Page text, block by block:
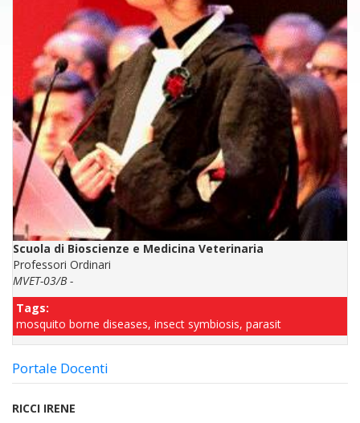
Scuola di Bioscienze e Medicina Veterinaria
Professori Ordinari
MVET-03/B -
Tags:
mosquito borne diseases, insect symbiosis, parasit
Portale Docenti
RICCI IRENE